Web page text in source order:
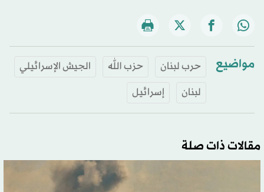
مواضيع حرب لبنان حزب الله
الجيش الإسرائيلي
لبنان
إسرائيل
مقالات ذات صلة